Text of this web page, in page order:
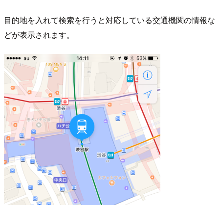
目的地を入れて検索を行うと対応している交通機関の情報な
どが表示されます。